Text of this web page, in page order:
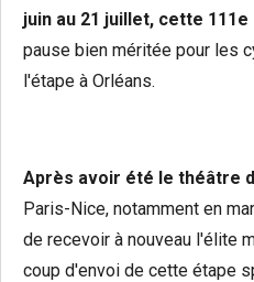
juin au 21 juillet, cette
pause bien méritée pour les
l'étape à Orléans.
Après avoir été le théâtre
Paris-Nice, notamment en
de recevoir à nouveau l'élite
coup d'envoi de cette étape